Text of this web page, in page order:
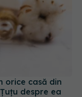
orice casă din
despre ea